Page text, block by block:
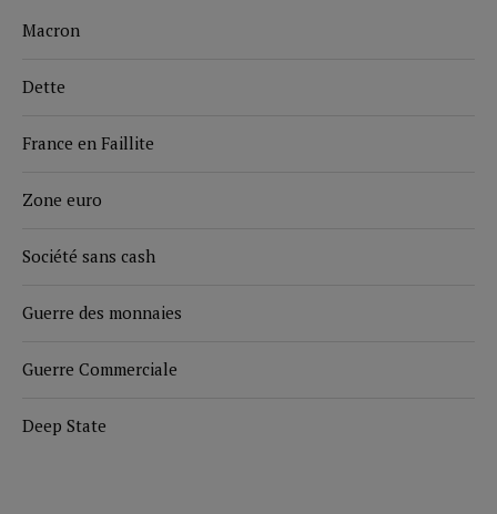
Macron
Dette
France en Faillite
Zone euro
Société sans cash
Guerre des monnaies
Guerre Commerciale
Deep State